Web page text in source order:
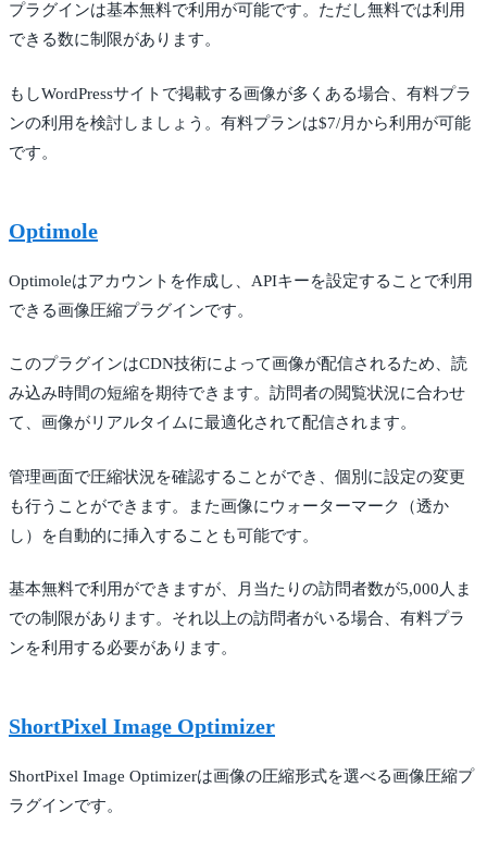
プラグインは基本無料で利用が可能です。ただし無料では利用
できる数に制限があります。
もしWordPressサイトで掲載する画像が多くある場合、有料プラ
ンの利用を検討しましょう。有料プランは$7/月から利用が可能
です。
Optimole
Optimoleはアカウントを作成し、APIキーを設定することで利用
できる画像圧縮プラグインです。
このプラグインはCDN技術によって画像が配信されるため、読
み込み時間の短縮を期待できます。訪問者の閲覧状況に合わせ
て、画像がリアルタイムに最適化されて配信されます。
管理画面で圧縮状況を確認することができ、個別に設定の変更
も行うことができます。また画像にウォーターマーク（透か
し）を自動的に挿入することも可能です。
基本無料で利用ができますが、月当たりの訪問者数が5,000人ま
での制限があります。それ以上の訪問者がいる場合、有料プラ
ンを利用する必要があります。
ShortPixel Image Optimizer
ShortPixel Image Optimizerは画像の圧縮形式を選べる画像圧縮プ
ラグインです。